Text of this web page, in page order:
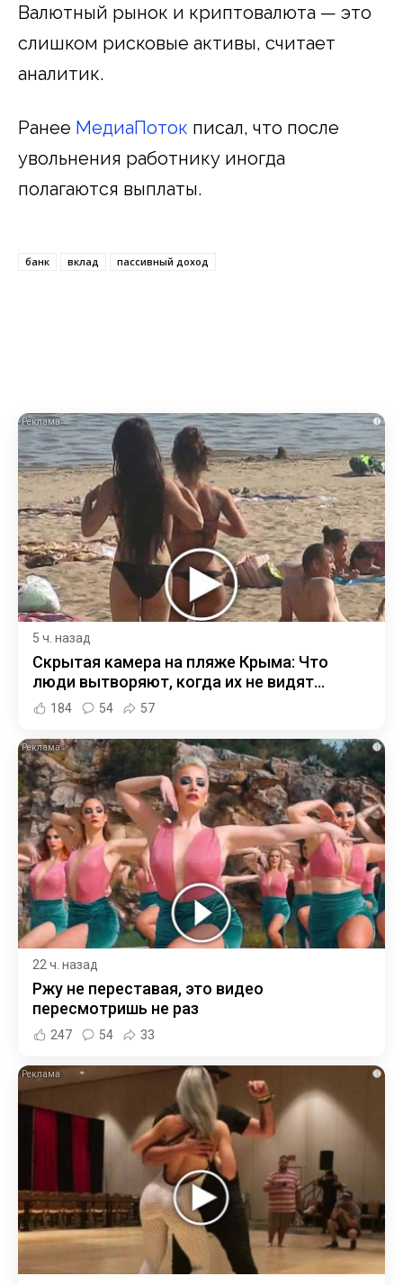
Валютный рынок и криптовалюта — это
слишком рисковые активы, считает
аналитик.
Ранее МедиаПоток писал, что после
увольнения работнику иногда
полагаются выплаты.
банк вклад пассивный доход
i
5 ч. назад
Скрытая камера на пляже Крыма: Что
люди вытворяют, когда их не видят...
184 54 57
i
22 ч. назад
Ржу не переставая, это видео
пересмотришь не раз
247 54 33
i